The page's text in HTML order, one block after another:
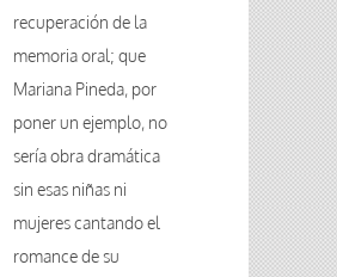
recuperación de la
memoria oral; que
Mariana Pineda, por
poner un ejemplo, no
sería obra dramática
sin esas niñas ni
mujeres cantando el
romance de su